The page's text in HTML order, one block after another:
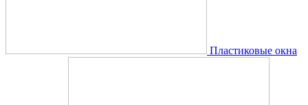
Пластиковые окна